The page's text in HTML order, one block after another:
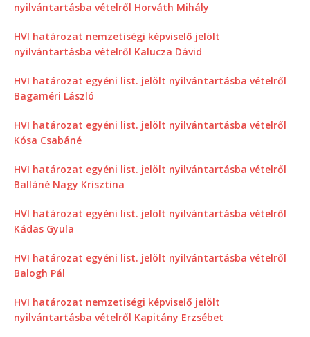
nyilvántartásba vételről Horváth Mihály
HVI határozat nemzetiségi képviselő jelölt
nyilvántartásba vételről Kalucza Dávid
HVI határozat egyéni list. jelölt nyilvántartásba vételről
Bagaméri László
HVI határozat egyéni list. jelölt nyilvántartásba vételről
Kósa Csabáné
HVI határozat egyéni list. jelölt nyilvántartásba vételről
Balláné Nagy Krisztina
HVI határozat egyéni list. jelölt nyilvántartásba vételről
Kádas Gyula
HVI határozat egyéni list. jelölt nyilvántartásba vételről
Balogh Pál
HVI határozat nemzetiségi képviselő jelölt
nyilvántartásba vételről Kapitány Erzsébet